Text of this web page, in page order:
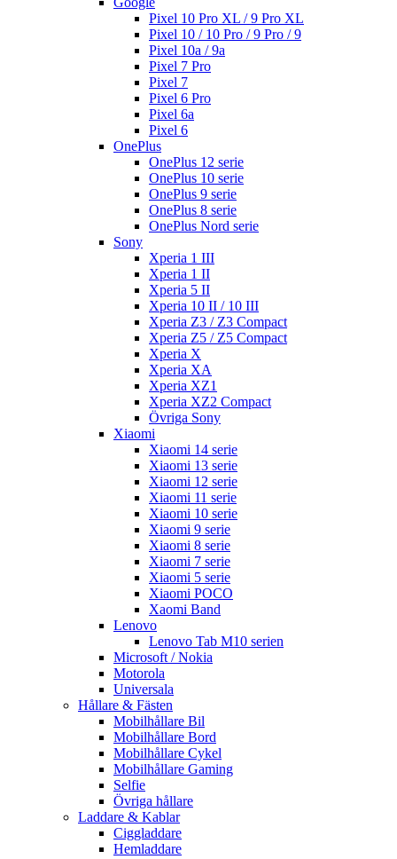
Pixel 10 Pro XL / 9 Pro XL
Pixel 10 / 10 Pro / 9 Pro / 9
Pixel 10a / 9a
Pixel 7 Pro
Pixel 7
Pixel 6 Pro
Pixel 6a
Pixel 6
OnePlus
OnePlus 12 serie
OnePlus 10 serie
OnePlus 9 serie
OnePlus 8 serie
OnePlus Nord serie
Sony
Xperia 1 III
Xperia 1 II
Xperia 5 II
Xperia 10 II / 10 III
Xperia Z3 / Z3 Compact
Xperia Z5 / Z5 Compact
Xperia X
Xperia XA
Xperia XZ1
Xperia XZ2 Compact
Övriga Sony
Xiaomi
Xiaomi 14 serie
Xiaomi 13 serie
Xiaomi 12 serie
Xiaomi 11 serie
Xiaomi 10 serie
Xiaomi 9 serie
Xiaomi 8 serie
Xiaomi 7 serie
Xiaomi 5 serie
Xiaomi POCO
Xaomi Band
Lenovo
Lenovo Tab M10 serien
Microsoft / Nokia
Motorola
Universala
Hållare & Fästen
Mobilhållare Bil
Mobilhållare Bord
Mobilhållare Cykel
Mobilhållare Gaming
Selfie
Övriga hållare
Laddare & Kablar
Ciggladdare
Hemladdare